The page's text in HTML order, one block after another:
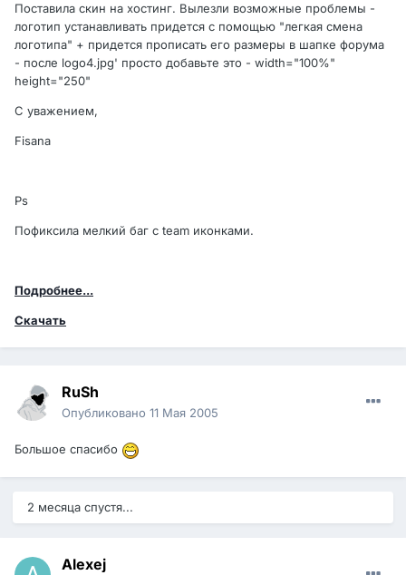
Поставила скин на хостинг. Вылезли возможные проблемы -
логотип устанавливать придется с помощью "легкая смена
логотипа" + придется прописать его размеры в шапке форума
- после logo4.jpg' просто добавьте это - width="100%"
height="250"
С уважением,
Fisana
Ps
Пофиксила мелкий баг с team иконками.
Подробнее...
Скачать
RuSh
Опубликовано 11 Мая 2005
Большое спасибо
2 месяца спустя...
Alexej